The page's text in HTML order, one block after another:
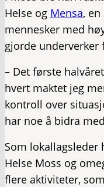
Helse og Mensa,
mennesker med
gjorde underverker
– Det første
hvert maktet jeg
kontroll over
har noe å bidra
Som lokallagsleder
Helse Moss og
flere aktiviteter,